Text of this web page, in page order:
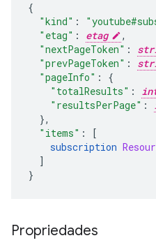
{
"kind" :
"etag" : etag
,
"nextPageToken" :
"prevPageToken" :
"pageInfo" :
{
"totalResults" :
"resultsPerPage" :
},
"items" :
[
subscription
]
}
Propriedades